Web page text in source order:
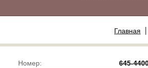
Главная
Номер:
645-